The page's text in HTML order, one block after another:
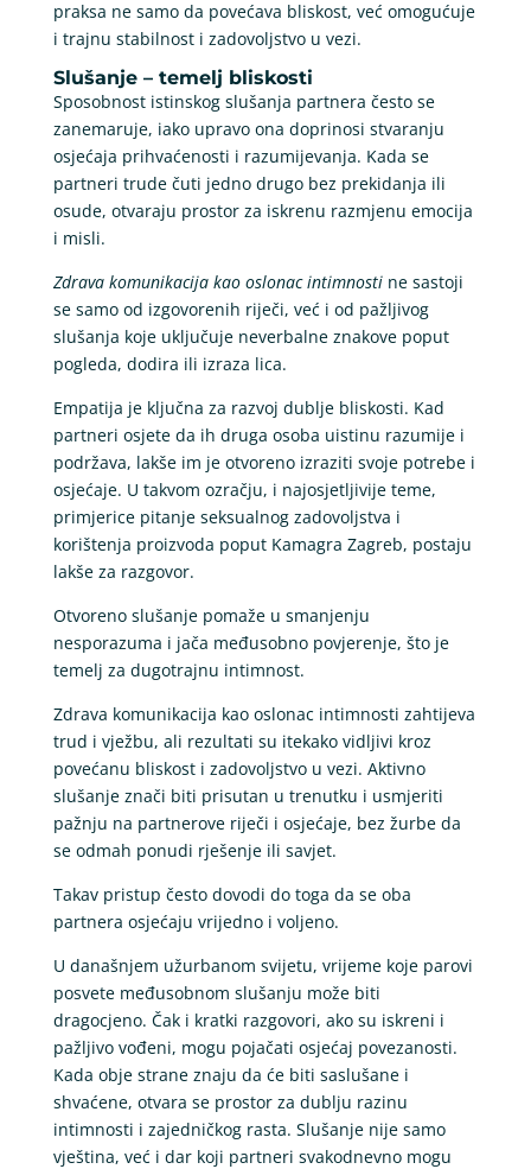
praksa ne samo da povećava bliskost, već omogućuje
i trajnu stabilnost i zadovoljstvo u vezi.
Slušanje – temelj bliskosti
Sposobnost istinskog slušanja partnera često se
zanemaruje, iako upravo ona doprinosi stvaranju
osjećaja prihvaćenosti i razumijevanja. Kada se
partneri trude čuti jedno drugo bez prekidanja ili
osude, otvaraju prostor za iskrenu razmjenu emocija
i misli.
Zdrava komunikacija kao oslonac intimnostine sastoji
se samo od izgovorenih riječi, već i od pažljivog
slušanja koje uključuje neverbalne znakove poput
pogleda, dodira ili izraza lica.
Empatija je ključna za razvoj dublje bliskosti. Kad
partneri osjete da ih druga osoba uistinu razumije i
podržava, lakše im je otvoreno izraziti svoje potrebe i
osjećaje. U takvom ozračju, i najosjetljivije teme,
primjerice pitanje seksualnog zadovoljstva i
korištenja proizvoda poput Kamagra Zagreb, postaju
lakše za razgovor.
Otvoreno slušanje pomaže u smanjenju
nesporazuma i jača međusobno povjerenje, što je
temelj za dugotrajnu intimnost.
Zdrava komunikacija kao oslonac intimnosti zahtijeva
trud i vježbu, ali rezultati su itekako vidljivi kroz
povećanu bliskost i zadovoljstvo u vezi. Aktivno
slušanje znači biti prisutan u trenutku i usmjeriti
pažnju na partnerove riječi i osjećaje, bez žurbe da
se odmah ponudi rješenje ili savjet.
Takav pristup često dovodi do toga da se oba
partnera osjećaju vrijedno i voljeno.
U današnjem užurbanom svijetu, vrijeme koje parovi
posvete međusobnom slušanju može biti
dragocjeno. Čak i kratki razgovori, ako su iskreni i
pažljivo vođeni, mogu pojačati osjećaj povezanosti.
Kada obje strane znaju da će biti saslušane i
shvaćene, otvara se prostor za dublju razinu
intimnosti i zajedničkog rasta. Slušanje nije samo
vještina, već i dar koji partneri svakodnevno mogu